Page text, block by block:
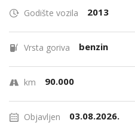
Godište vozila 2013
Vrsta goriva benzin
km 90.000
Objavljen 03.08.2026.